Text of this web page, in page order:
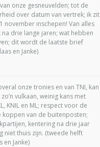
onze gesneuvelden; tot de
over datum van vertrek; ik zit
november inschepen! Van alles
drie lange jaren; wat hebben
dit wordt de laatste brief
en Janke)
onze tronies en van TNI, kan
vulkaan, weinig kans met
KNIL en ML; respect voor de
koppen van de buitenposten;
kentering na drie jaar
niet thuis zijn. (tweede helft
en Janke)